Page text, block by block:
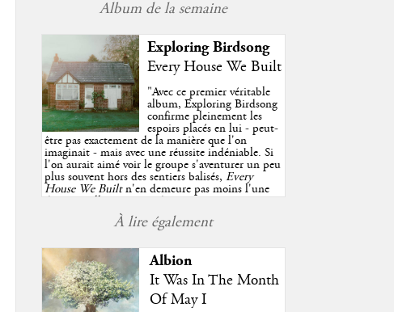
Album de la semaine
Exploring Birdsong
Every House We Built
"Avec ce premier véritable
album, Exploring Birdsong
confirme pleinement les
espoirs placés en lui - peut-
être pas exactement de la manière que l'on
imaginait - mais avec une réussite indéniable. Si
l'on aurait aimé voir le groupe s'aventurer un peu
plus souvent hors des sentiers balisés,Every
House We Builtn'en demeure pas moins l'une
des très belles surprises de cette année, porté par
plusieurs morceaux qui trouveront sans difficulté
une place de choix dans vos playlists estivales.
À lire également
Albion
It Was In The Month
Of May I